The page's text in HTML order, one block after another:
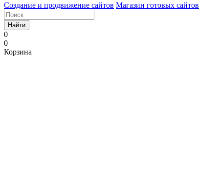
Создание и продвижение сайтов Магазин готовых сайтов
Найти
0
0
Корзина